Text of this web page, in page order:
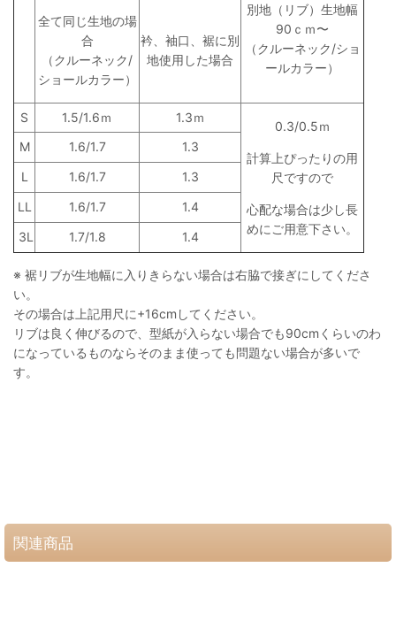
別地（リブ）生地幅
90ｃｍ〜
（クルーネック/ショ
ールカラー）
全て同じ生地の場
合
（クルーネック/
ショールカラー）
衿、袖口、裾に別
地使用した場合
S 1.5/1.6ｍ 1.3ｍ
0.3/0.5ｍ
計算上ぴったりの用
尺ですので
心配な場合は少し長
めにご用意下さい。
M 1.6/1.7
1.3
L
1.6/1.7
1.3
LL
1.6/1.7
1.4
3L
1.7/1.8 1.4
※ 裾リブが生地幅に入りきらない場合は右脇で接ぎにしてくださ
い。
その場合は上記用尺に+16cmしてください。
リブは良く伸びるので、型紙が入らない場合でも90cmくらいのわ
になっているものならそのまま使っても問題ない場合が多いで
す。
関連商品